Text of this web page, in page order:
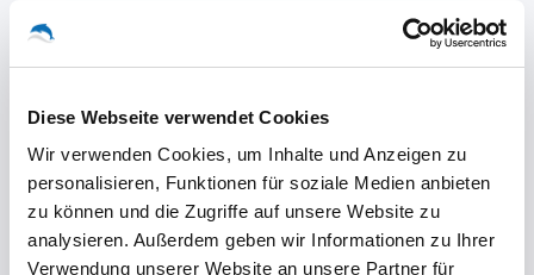
Diese Webseite verwendet Cookies
Wir verwenden Cookies, um Inhalte und Anzeigen zu
personalisieren, Funktionen für soziale Medien anbieten
zu können und die Zugriffe auf unsere Website zu
analysieren. Außerdem geben wir Informationen zu Ihrer
Verwendung unserer Website an unsere Partner für